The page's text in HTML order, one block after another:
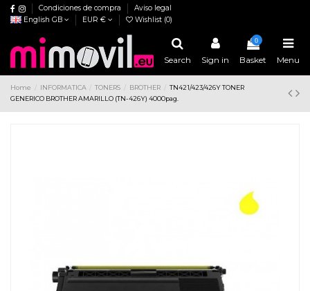
Condiciones de compra
Aviso legal
English GB
EUR € Wishlist (0)
Search Sign in
0
Basket Menu
Home INFORMATICA TONERS BROTHER
TN421/423/426Y TONER
GENERICO BROTHER AMARILLO (TN-426Y) 4000pag.